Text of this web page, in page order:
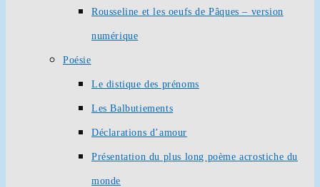
Rousseline et les oeufs de Pâques – version
numérique
Poésie
Le distique des prénoms
Les Balbutiements
Déclarations d’amour
Présentation du plus long poème acrostiche du
monde